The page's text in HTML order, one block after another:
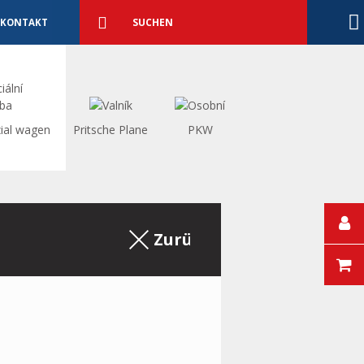
KONTAKT Suche Suchen
wagen Pritsche Plane PKW
Zurück zum Auszug